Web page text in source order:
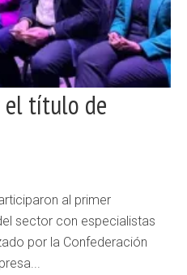
el título de
al primer
sector con especialistas
por la Confederación